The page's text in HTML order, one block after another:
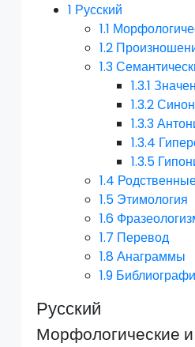
1 Русский
1.1
1.2
1.3
1.3.1
1.3.2
1.3.3
1.3.4
1.3.5
1.4
1.5 Этимология
1.6
1.7 Перевод
1.8Анаграммы
1.9
Русский
Морфологические и